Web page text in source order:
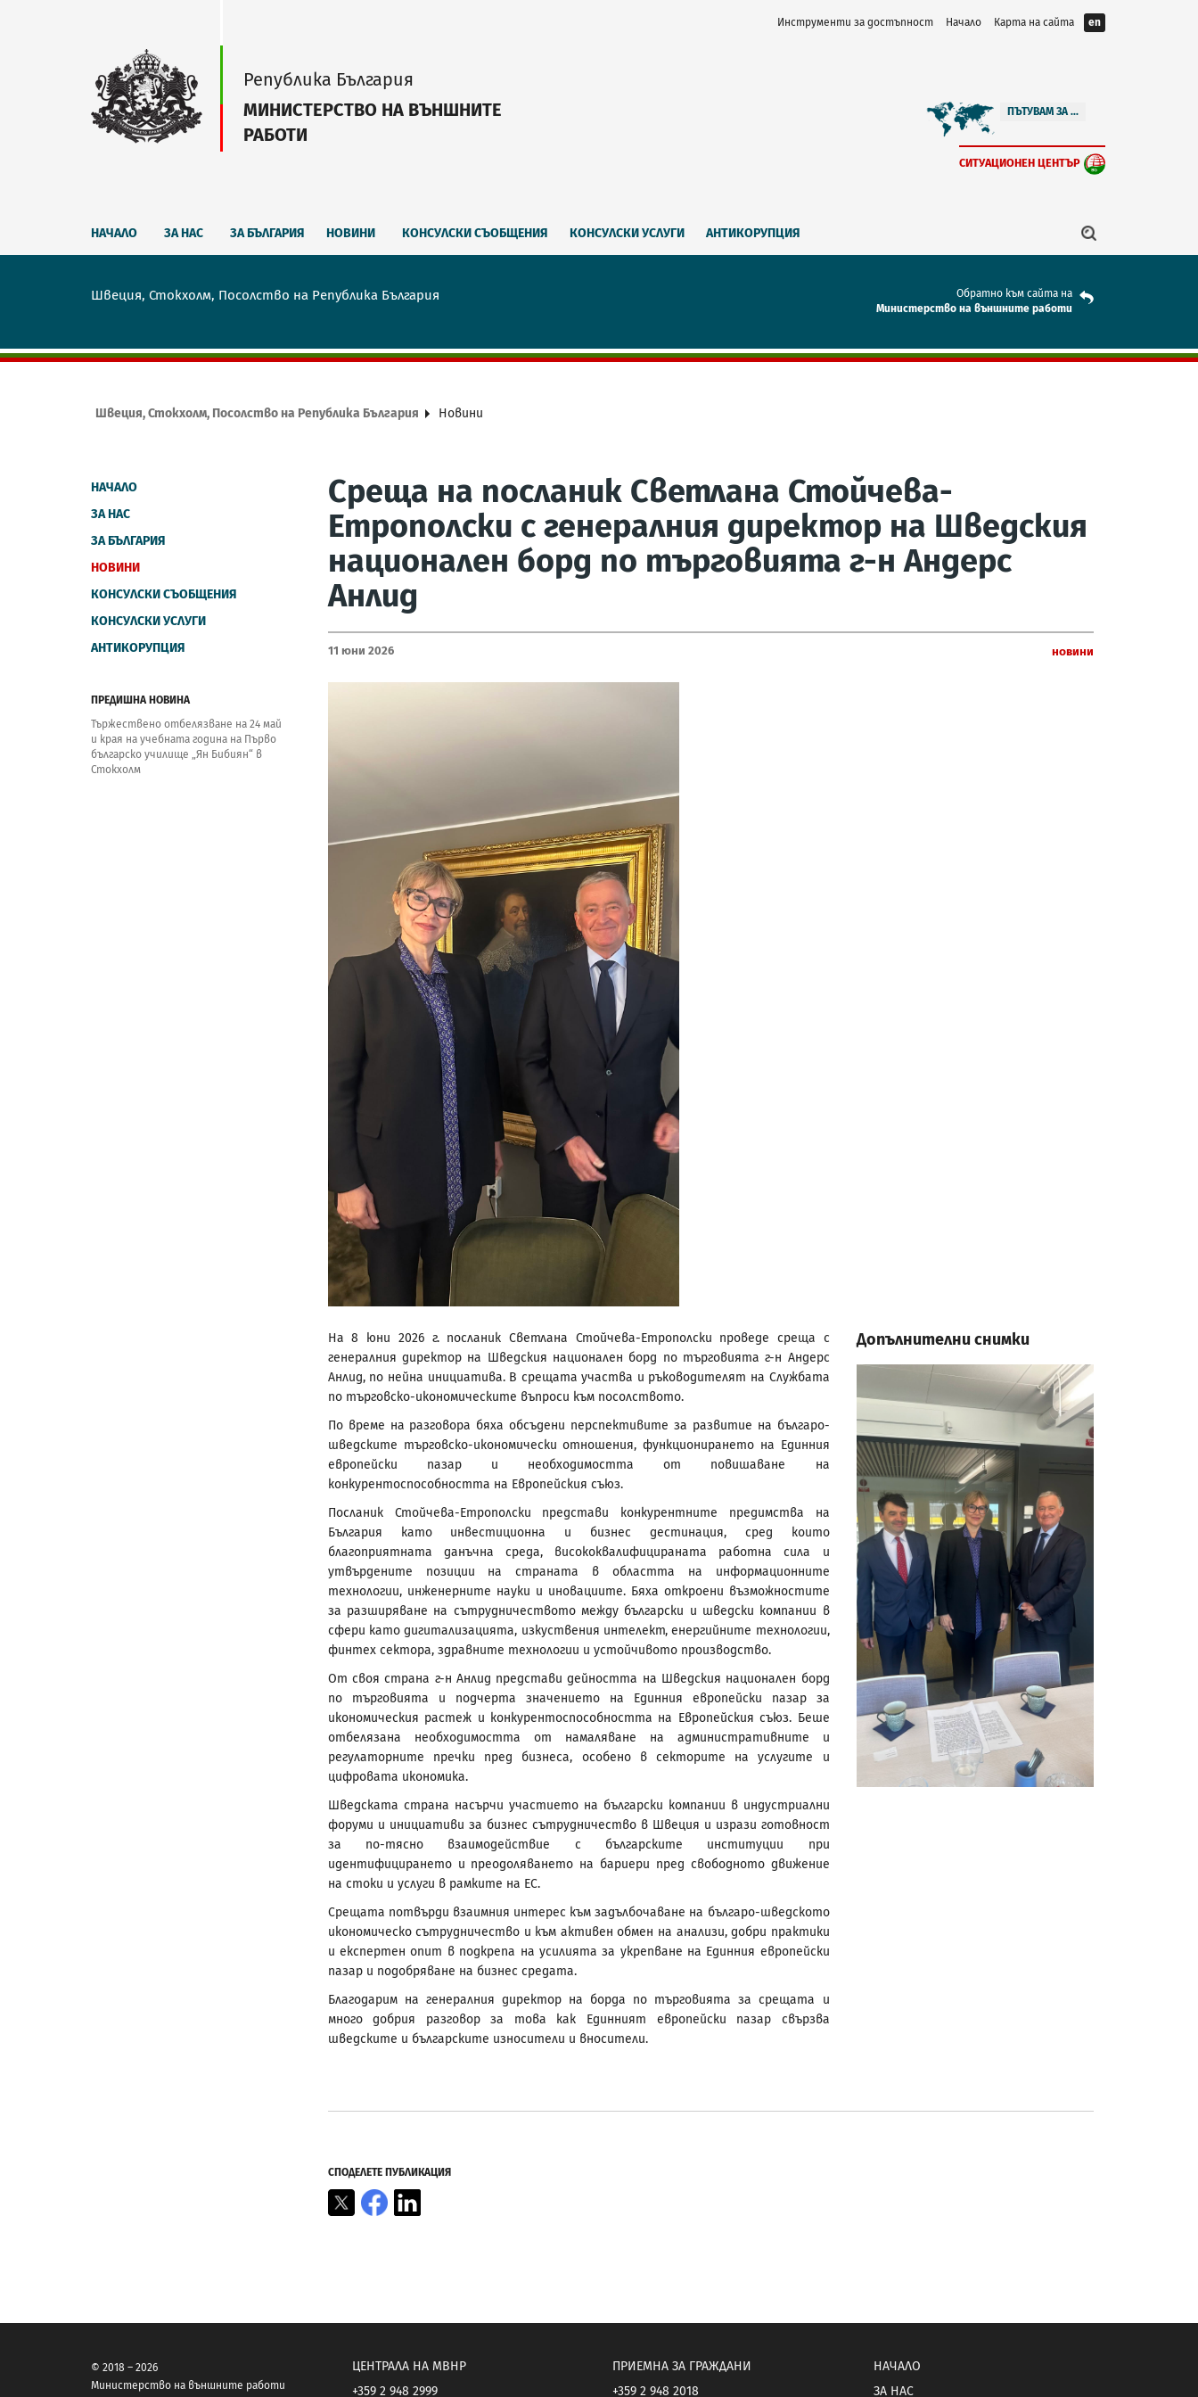
Инструменти за достъпност Начало Карта на сайта en
Република България
МИНИСТЕРСТВО НА ВЪНШНИТЕ
РАБОТИ
ПЪТУВАМ ЗА ...
СИТУАЦИОНЕН ЦЕНТЪР
НАЧАЛО ЗА НАС ЗА БЪЛГАРИЯ НОВИНИ КОНСУЛСКИ СЪОБЩЕНИЯ КОНСУЛСКИ УСЛУГИ АНТИКОРУПЦИЯ
Швеция, Стокхолм, Посолство на Република България
Обратно към сайта на
Mинистерство на външните работи
Швеция, Стокхолм, Посолство на Република България Новини
НАЧАЛО
ЗА НАС
ЗА БЪЛГАРИЯ
НОВИНИ
КОНСУЛСКИ СЪОБЩЕНИЯ
КОНСУЛСКИ УСЛУГИ
АНТИКОРУПЦИЯ
ПРЕДИШНА НОВИНА
Тържествено отбелязване на 24 май
и края на учебната година на Първо
българско училище „Ян Бибиян“ в
Стокхолм
Среща на посланик Светлана Стойчева-
Етрополски с генералния директор на Шведския
национален борд по търговията г-н Андерс
Анлид
11 Юни 2026 Новини
На 8 юни 2026 г. посланик Светлана Стойчева-Етрополски проведе среща с
генералния директор на Шведския национален борд по търговията г-н Андерс
Анлид, по нейна инициатива. В срещата участва и ръководителят на Службата
по търговско-икономическите въпроси към посолството.
По време на разговора бяха обсъдени перспективите за развитие на българо-
шведските търговско-икономически отношения, функционирането на Единния
европейски пазар и необходимостта от повишаване на
конкурентоспособността на Европейския съюз.
Посланик Стойчева-Етрополски представи конкурентните предимства на
България като инвестиционна и бизнес дестинация, сред които
благоприятната данъчна среда, висококвалифицираната работна сила и
утвърдените позиции на страната в областта на информационните
технологии, инженерните науки и иновациите. Бяха откроени възможностите
за разширяване на сътрудничеството между български и шведски компании в
сфери като дигитализацията, изкуствения интелект, енергийните технологии,
финтех сектора, здравните технологии и устойчивото производство.
От своя страна г-н Анлид представи дейността на Шведския национален борд
по търговията и подчерта значението на Единния европейски пазар за
икономическия растеж и конкурентоспособността на Европейския съюз. Беше
отбелязана необходимостта от намаляване на административните и
регулаторните пречки пред бизнеса, особено в секторите на услугите и
цифровата икономика.
Шведската страна насърчи участието на български компании в индустриални
форуми и инициативи за бизнес сътрудничество в Швеция и изрази готовност
за по-тясно взаимодействие с българските институции при
идентифицирането и преодоляването на бариери пред свободното движение
на стоки и услуги в рамките на ЕС.
Срещата потвърди взаимния интерес към задълбочаване на българо-шведското
икономическо сътрудничество и към активен обмен на анализи, добри практики
и експертен опит в подкрепа на усилията за укрепване на Единния европейски
пазар и подобряване на бизнес средата.
Благодарим на генералния директор на борда по търговията за срещата и
много добрия разговор за това как Единният европейски пазар свързва
шведските и българските износители и вносители.
Допълнителни снимки
СПОДЕЛЕТЕ ПУБЛИКАЦИЯ
X Facebook
© 2018 – 2026
Министерство на външните работи
ЦЕНТРАЛА НА МВНР
+359 2 948 2999
ПРИЕМНА ЗА ГРАЖДАНИ
+359 2 948 2018
НАЧАЛО
ЗА НАС